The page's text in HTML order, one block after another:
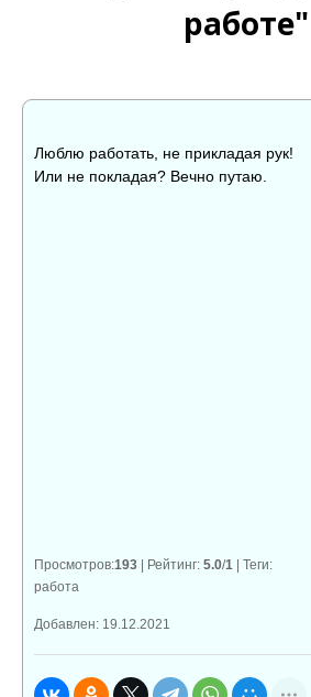
работе"
Люблю работать, не прикладая рук!
Или не покладая? Вечно путаю.
Просмотров:193 | Рейтинг: 5.0/1 | Теги:
работа
Добавлен: 19.12.2021